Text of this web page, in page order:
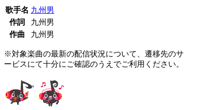
歌手名 九州男
作詞
九州男
作曲
九州男
※対象楽曲の最新の配信状況について、遷移先のサ
ービスにて十分にご確認のうえでご利用ください。